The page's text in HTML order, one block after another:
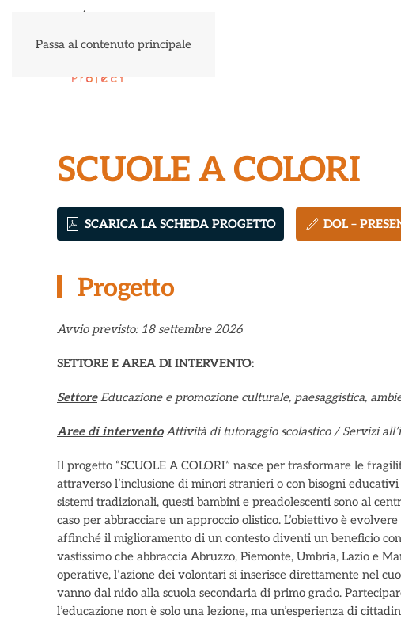
Passa al contenuto principale
SCUOLE A COLORI
SCARICA LA SCHEDA PROGETTO DOL –
Progetto
Avvio previsto: 18 settembre 2026
SETTORE E AREA DI INTERVENTO:
Settore Educazione e promozione culturale, paesaggistica,
Aree di interventoAttività di tutoraggio scolastico / Servizi
Il progetto “SCUOLE A COLORI” nasce per trasformare le
attraverso l’inclusione di minori stranieri o con bisogni
sistemi tradizionali, questi bambini e preadolescenti sono al
caso per abbracciare un approccio olistico. L’obiettivo è
affinché il miglioramento di un contesto diventi un beneficio
vastissimo che abbraccia Abruzzo, Piemonte, Umbria, Lazio e
operative, l’azione dei volontari si inserisce direttamente nel
vanno dal nido alla scuola secondaria di primo grado.
l’educazione non è solo una lezione, ma un’esperienza di